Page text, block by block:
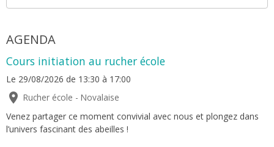
AGENDA
Cours initiation au rucher école
Le 29/08/2026 de 13:30 à 17:00
Rucher école - Novalaise
Venez partager ce moment convivial avec nous et plongez dans
l’univers fascinant des abeilles !